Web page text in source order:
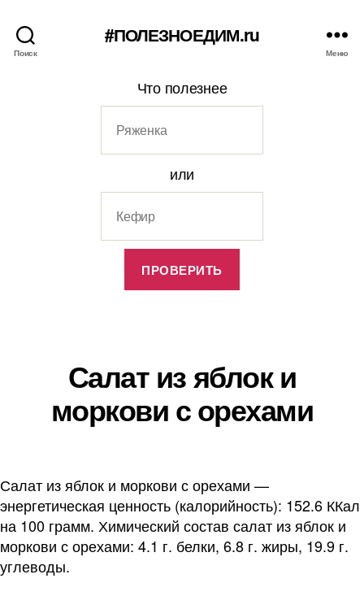
Поиск
#ПОЛЕЗНОЕДИМ.ru
Меню
Что полезнее
или
Салат из яблок и
моркови с орехами
Салат из яблок и моркови с орехами —
энергетическая ценность (калорийность): 152.6 ККал
на 100 грамм. Химический состав салат из яблок и
моркови с орехами: 4.1 г. белки, 6.8 г. жиры, 19.9 г.
углеводы.